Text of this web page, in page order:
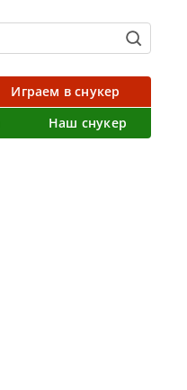
Играем в снукер
Наш снукер